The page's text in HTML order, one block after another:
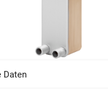
Daten